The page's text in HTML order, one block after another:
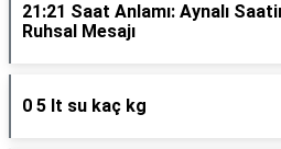
21:21 Saat Anlamı: Aynalı
Ruhsal Mesajı
0 5 lt su kaç kg